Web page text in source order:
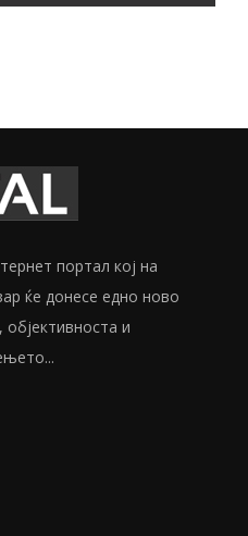
портал кој на
ќе донесе едно ново
и